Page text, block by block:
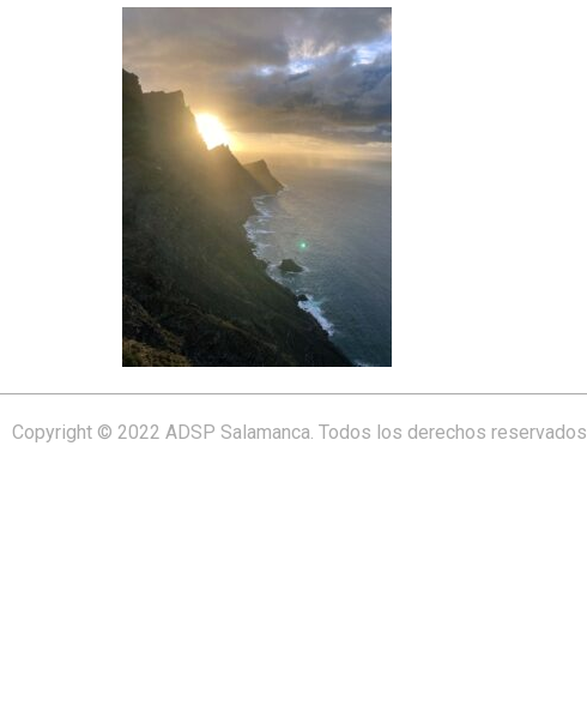
Copyright © 2022 ADSP Salamanca. Todos los derechos reservados